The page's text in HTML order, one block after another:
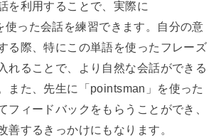
を利用することで、実際に
使った会話を練習できます。自分の意
る際、特にこの単語を使ったフレーズ
れることで、より自然な会話ができる
また、先生に「pointsman」を使った
フィードバックをもらうことができ、
善するきっかけにもなります。